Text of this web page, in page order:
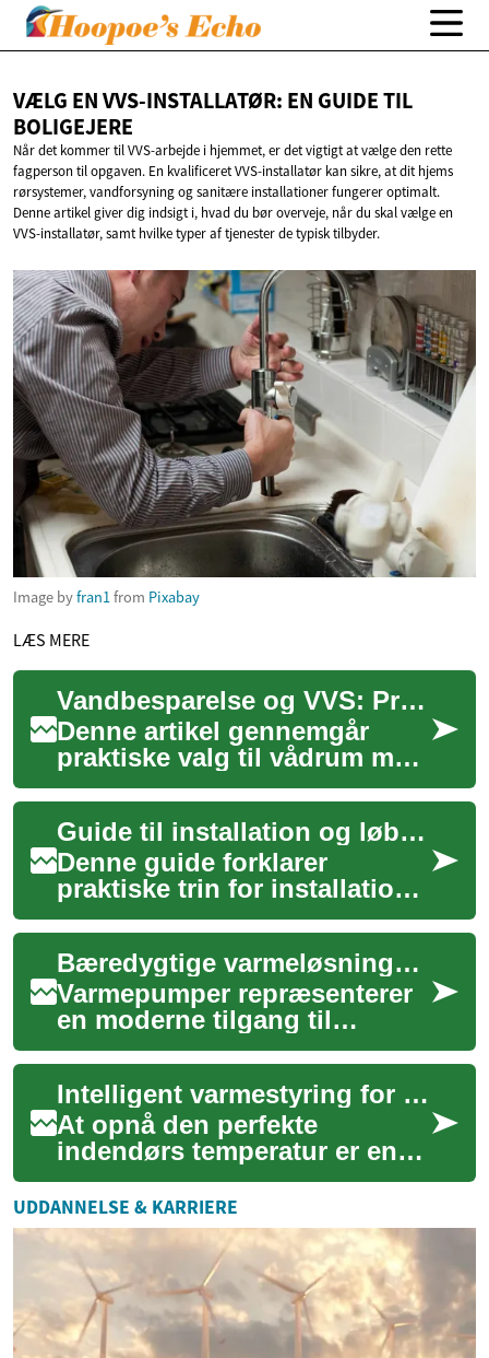
VÆLG EN VVS-INSTALLATØR: EN GUIDETIL
BOLIGEJERE
Når det kommer til VVS-arbejde i hjemmet, er det vigtigt at vælge den rette
fagperson til opgaven. En kvalificeret VVS-installatør kan sikre, at dit hjems
rørsystemer, vandforsyning og sanitære installationer fungerer optimalt.
Denne artikel giver dig indsigt i, hvad du bør overveje, når du skal vælge en
VVS-installatør, samt hvilke typer af tjenester de typisk tilbyder.
Image byfran1from Pixabay
LÆS MERE
Vandbesparelse og VVS: Praktiske valg for vådrum
Denne artikel gennemgår
praktiske valg til vådrum med
fokus på vandbesparelse og
VVS-løsninger. Du får
vejledning om ...
Guide til installation og løbende vedligehold af trappehjælp
Denne guide forklarer
praktiske trin for installation,
sikker brug og vedligehold af
trappehjælp i hjemmet.
Artiklen ...
Bæredygtige varmeløsninger for boligejere
Varmepumper repræsenterer
en moderne tilgang til
opvarmning og køling af
boliger, der tilbyder en
energieffektiv og m...
Intelligent varmestyring for maksimal komfort
At opnå den perfekte
indendørs temperatur er en
balancegang mellem komfort
og energiforbrug. Intelligent
varmestyring...
UDDANNELSE & KARRIERE